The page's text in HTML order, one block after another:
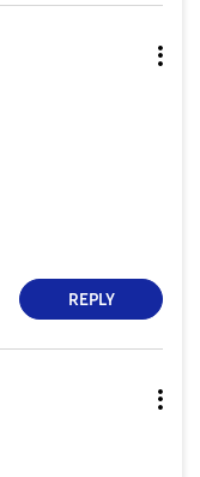
REPLY